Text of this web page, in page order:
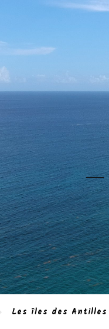
Les îles des Antilles